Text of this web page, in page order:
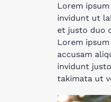
Lorem
invidunt ut
et justo duo
Lorem
accusam
invidunt
takimata ut